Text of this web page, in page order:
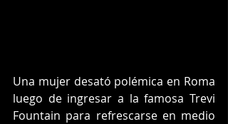
Una mujer desató polémica en Roma
luego de ingresar a la famosa Trevi
Fountain para refrescarse en medio